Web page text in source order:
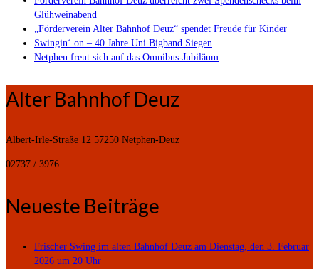
Glühweinabend
„Förderverein Alter Bahnhof Deuz“ spendet Freude für Kinder
Swingin‘ on – 40 Jahre Uni Bigband Siegen
Netphen freut sich auf das Omnibus-Jubiläum
Alter Bahnhof Deuz
Albert-Irle-Straße 12 57250 Netphen-Deuz
02737 / 3976
Neueste Beiträge
Frischer Swing im alten Bahnhof Deuz am Dienstag, den 3. Februar
2026 um 20 Uhr